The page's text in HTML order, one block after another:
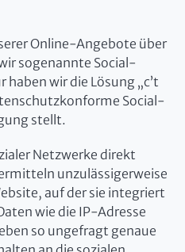
Online-Angebote über
sogenannte Social-
wir die Lösung „c’t
Social-
stellt.
Netzwerke direkt
unzulässigerweise
auf der sie integriert
wie die IP-Adresse
so ungefragt genaue